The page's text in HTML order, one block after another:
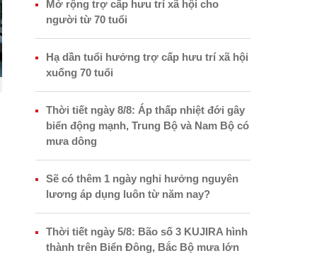
Mở rộng trợ cấp hưu trí xã hội cho
người từ 70 tuổi
Hạ dần tuổi hưởng trợ cấp hưu trí xã hội
xuống 70 tuổi
Thời tiết ngày 8/8: Áp thấp nhiệt đới gây
biển động mạnh, Trung Bộ và Nam Bộ có
mưa dông
Sẽ có thêm 1 ngày nghỉ hưởng nguyên
lương áp dụng luôn từ năm nay?
Thời tiết ngày 5/8: Bão số 3 KUJIRA hình
thành trên Biển Đông, Bắc Bộ mưa lớn